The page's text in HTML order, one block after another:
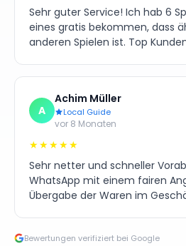
Sehr guter Service! Ich hab 6
eines gratis bekommen, dass
anderen Spielen ist. Top
A
Achim Müller
Local Guide
vor 8 Monaten
★★★★★
Sehr netter und schneller
WhatsApp mit einem fairen
Übergabe der Waren im
Bewertungen verifiziert bei Google